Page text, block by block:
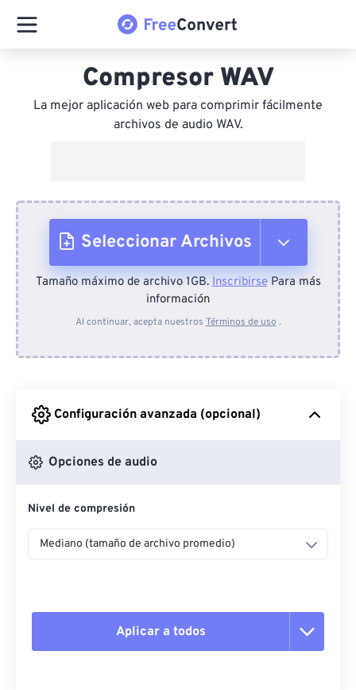
Compresor WAV
La mejor aplicación web para comprimir fácilmente
archivos de audio WAV.
Seleccionar Archivos
Desde el dispositivo
Desde Google Drive
Desde OneDrive
Desde URL
Tamaño máximo de archivo 1GB.InscribirsePara más
información
Al continuar, acepta nuestros Términos de uso .
Configuración avanzada (opcional)
Opciones de audio
Nivel de compresión
Mediano (tamaño de archivo promedio)
Aplicar a todos